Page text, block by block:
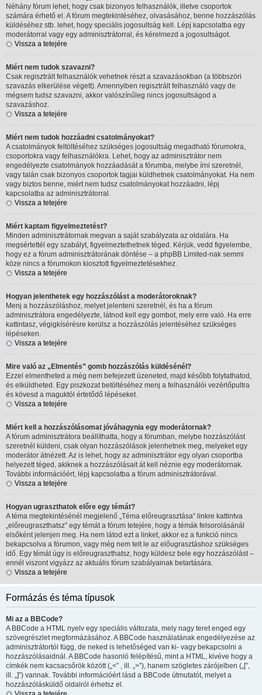
Néhány fórum lehet, hogy csak bizonyos felhasználók, illetve csoportok
számára érhető el. A fórum megtekintéséhez, olvasásához, benne hozzászólás
küldéséhez stb. lehet, hogy speciális jogosultság kell. Lépj kapcsolatba egy
moderátorral vagy egy adminisztrátorral, és kérelmezd a jogosultságot.
Vissza a tetejére
Miért nem tudok szavazni?
Csak regisztrált felhasználók vehetnek részt a szavazásokban (a többszöri
szavazás elkerülése végett). Amennyiben regisztrált felhasználó vagy de
mégsem tudsz szavazni, akkor valószínűleg nincs jogosultságod a
szavazáshoz.
Vissza a tetejére
Miért nem tudok hozzáadni csatolmányokat?
A csatolmányok feltöltéséhez szükséges jogosultság megadható fórumokra,
csoportokra vagy felhasználókra. Lehet, hogy az adminisztrátor nem
engedélyezte csatolmányok hozzáadását a fórumba, melybe írni szeretnél,
vagy talán csak bizonyos csoportok tagjai küldhetnek csatolmányokat. Ha nem
vagy biztos benne, miért nem tudsz csatolmányokat hozzáadni, lépj
kapcsolatba az adminisztrátorral.
Vissza a tetejére
Miért kaptam figyelmeztetést?
Minden adminisztrátornak megvan a saját szabályzata az oldalára. Ha
megsértettél egy szabályt, figyelmeztethetnek téged. Kérjük, vedd figyelembe,
hogy ez a fórum adminisztrátorának döntése – a phpBB Limited-nak semmi
köze nincs a fórumokon kiosztott figyelmeztetésekhez.
Vissza a tetejére
Hogyan jelenthetek egy hozzászólást a moderátoroknak?
Menj a hozzászóláshoz, melyet jelenteni szeretnél, és ha a fórum
adminisztrátora engedélyezte, látnod kell egy gombot, mely erre való. Ha erre
kattintasz, végigkísérésre kerülsz a hozzászólás jelentéséhez szükséges
lépéseken.
Vissza a tetejére
Mire való az „Elmentés” gomb hozzászólás küldésénél?
Ezzel elmentheted a még nem befejezett üzeneted, majd később folytathatod,
és elküldheted. Egy piszkozat betöltéséhez menj a felhasználói vezérlőpultra
és kövesd a maguktól értetődő lépéseket.
Vissza a tetejére
Miért kell a hozzászólásomat jóváhagynia egy moderátornak?
A fórum adminisztrátora beállíthatta, hogy a fórumban, melybe hozzászólást
szeretnél küldeni, csak olyan hozzászólások jelenhetnek meg, melyeket egy
moderátor átnézett. Az is lehet, hogy az adminisztrátor egy olyan csoportba
helyezett téged, akiknek a hozzászólásait át kell néznie egy moderátornak.
További információért, lépj kapcsolatba a fórum adminisztrátorával.
Vissza a tetejére
Hogyan ugraszthatok előre egy témát?
A téma megtekintésénél megjelenő „Téma előreugrasztása” linkre kattintva
„előreugraszthatsz” egy témát a fórum tetejére, hogy a témák felsorolásánál
elsőként jelenjen meg. Ha nem látod ezt a linket, akkor ez a funkció nincs
bekapcsolva a fórumon, vagy még nem telt le az előugrasztáshoz szükséges
idő. Egy témát úgy is előreugraszthatsz, hogy küldesz bele egy hozzászólást –
ennél viszont vigyázz az aktuális fórum szabályainak betartására.
Vissza a tetejére
Formázás és téma típusok
Mi az a BBCode?
A BBCode a HTML nyelv egy speciális változata, mely nagy teret enged egy
szövegrészlet megformázásához. A BBCode használatának engedélyezése az
adminisztrátortól függ, de neked is lehetőséged van ki- vagy bekapcsolni a
hozzászólásaidnál. A BBCode hasonló felépítésű, mint a HTML, kivéve hogy a
címkék nem kacsacsőrök között („<” , ill. „>”), hanem szögletes zárójelben („[”,
ill. „]”) vannak. További információért lásd a BBCode útmutatót, melyet a
hozzászólásküldő oldalról érhetsz el.